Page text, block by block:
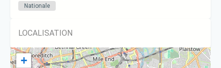
Nationale
LOCALISATION
+